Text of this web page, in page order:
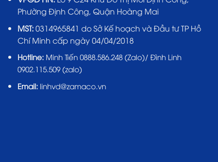
Phường Định Công, Quận Hoàng Mai
MST:0314965841 do Sở Kế hoạch và Đầu tư TP Hồ
Chí Minh cấp ngày 04/04/2018
Hotline: Minh Tiến 0888.586.248 (Zalo)/ Đình Linh
0902.115.509 (zalo)
Email:linhvd@zamaco.vn